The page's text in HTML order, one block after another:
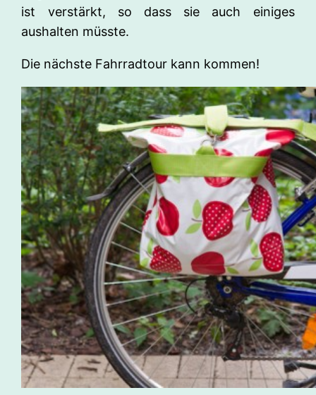
ist verstärkt, so dass sie auch einiges
aushalten müsste.
Die nächste Fahrradtour kann kommen!